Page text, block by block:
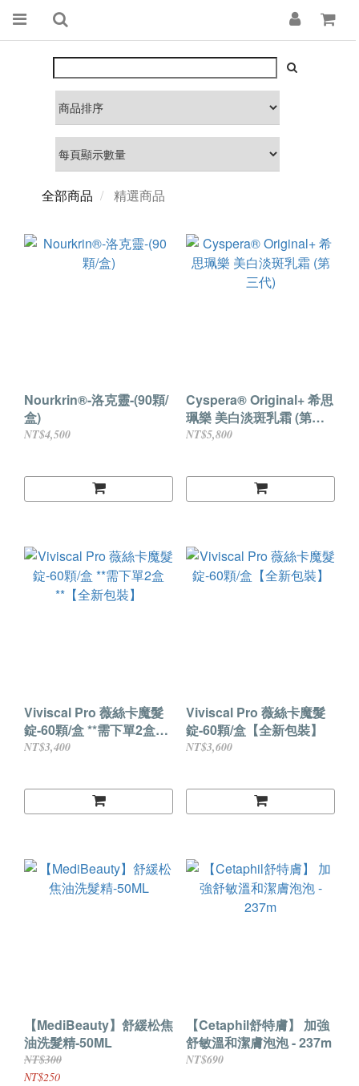
全部商品 精選商品
Nourkrin®-洛克靈-(90顆/
盒)
NT$4,500
Cyspera® Original+ 希思
珮樂 美白淡斑乳霜 (第三
代)
NT$5,800
Viviscal Pro 薇絲卡魔髮
錠-60顆/盒 **需下單2盒
**【全新包裝】
NT$3,400
Viviscal Pro 薇絲卡魔髮
錠-60顆/盒【全新包裝】
NT$3,600
【MediBeauty】舒緩松焦
油洗髮精-50ML
NT$300
NT$250
【Cetaphil舒特膚】 加強
舒敏溫和潔膚泡泡 - 237m
NT$690